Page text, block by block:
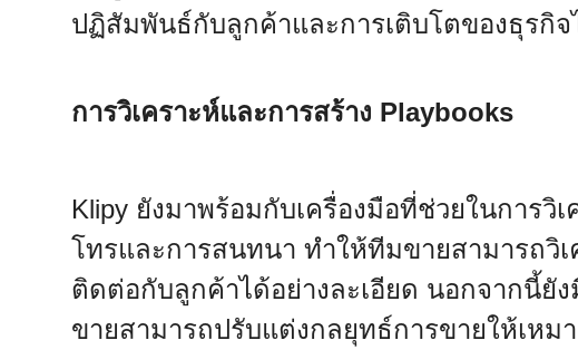
ปฏิสัมพันธ์กับลูกค้าและการเติบโตของธุรกิจ
การวิเคราะห์และการสร้าง Playbooks
Klipy ยังมาพร้อมกับเครื่องมือที่ช่วยในการวิ
โทรและการสนทนา ทำให้ทีมขายสามารถวิเ
ติดต่อกับลูกค้าได้อย่างละเอียด นอกจากนี้ยั
ขายสามารถปรับแต่งกลยุทธ์การขายให้เหม